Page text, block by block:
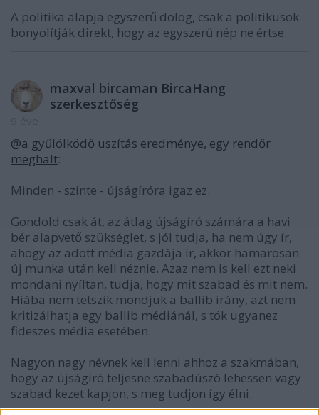
A politika alapja egyszerű dolog, csak a politikusok
bonyolítják direkt, hogy az egyszerű nép ne értse.
maxval bircaman BircaHang
szerkesztőség
@a gyűlölködő uszítás eredménye, egy rendőr
meghalt:
Minden - szinte - újságíróra igaz ez.
Gondold csak át, az átlag újságíró számára a havi
bér alapvető szükséglet, s jól tudja, ha nem úgy ír,
ahogy az adott média gazdája ír, akkor hamarosan
új munka után kell néznie. Azaz nem is kell ezt neki
mondani nyíltan, tudja, hogy mit szabad és mit nem.
Hiába nem tetszik mondjuk a ballib irány, azt nem
kritizálhatja egy ballib médiánál, s tök ugyanez
fideszes média esetében.
Nagyon nagy névnek kell lenni ahhoz a szakmában,
hogy az újságíró teljesne szabadúszó lehessen vagy
szabad kezet kapjon, s meg tudjon így élni.